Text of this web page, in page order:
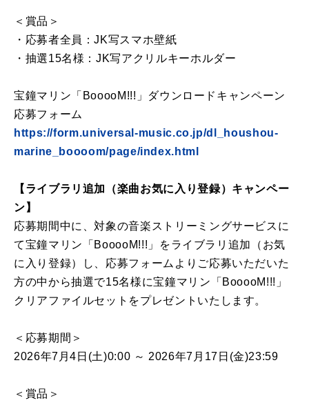
＜賞品＞
・応募者全員：JK写スマホ壁紙
・抽選15名様：JK写アクリルキーホルダー
宝鐘マリン「BooooM!!!」ダウンロードキャンペーン
応募フォーム
https://form.universal-music.co.jp/dl_houshou-
marine_boooom/page/index.html
【ライブラリ追加（楽曲お気に入り登録）キャンペー
ン】
応募期間中に、対象の音楽ストリーミングサービスに
て宝鐘マリン「BooooM!!!」をライブラリ追加（お気
に入り登録）し、応募フォームよりご応募いただいた
方の中から抽選で15名様に宝鐘マリン「BooooM!!!」
クリアファイルセットをプレゼントいたします。
＜応募期間＞
2026年7月4日(土)0:00 ～ 2026年7月17日(金)23:59
＜賞品＞